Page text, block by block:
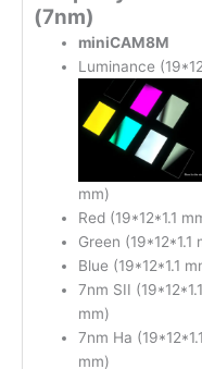
(7nm)
miniCAM8M
Luminance
mm)
Red (19*12*1.1
Green (19*12*1.1
Blue (19*12*1.1
7nm SII (19*12*1.1
mm)
7nm Ha (19*12*1.1
mm)